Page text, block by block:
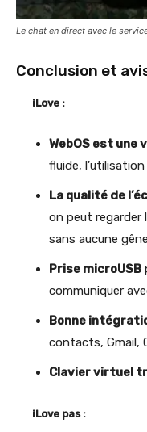
Le chat en direct avec le
Conclusion et
iLove :
WebOS est une
fluide,
La qualité de
on peut regarder
sans aucune
Prise microUSB
communiquer
Bonne
contacts, Gmail,
Clavier virtuel
iLove pas :